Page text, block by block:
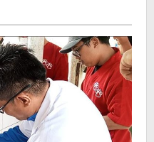
Gratis
Rabies